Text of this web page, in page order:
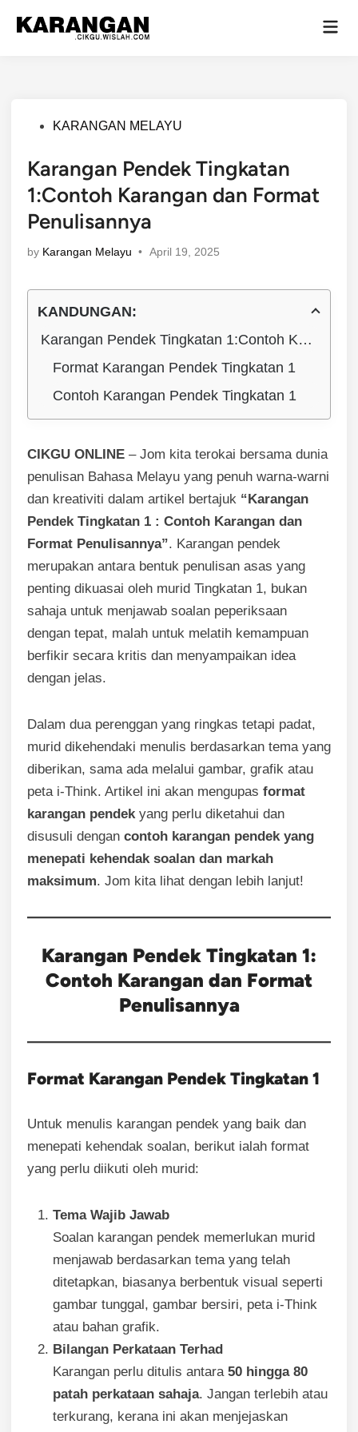
Main
PostedKARANGAN MELAYU
Karangan Pendek Tingkatan
1:Contoh Karangan dan Format
Penulisannya
by Karangan Melayu • April 19, 2025
KANDUNGAN:
Karangan Pendek Tingkatan 1:Contoh Karangan dan Format Penulisannya
Format Karangan Pendek Tingkatan 1
Contoh Karangan Pendek Tingkatan 1
CIKGU ONLINE – Jom kita terokai bersama dunia
penulisan Bahasa Melayu yang penuh warna-warni
dan kreativiti dalam artikel bertajuk “Karangan
Pendek Tingkatan 1 : Contoh Karangan dan
Format Penulisannya”. Karangan pendek
merupakan antara bentuk penulisan asas yang
penting dikuasai oleh murid Tingkatan 1, bukan
sahaja untuk menjawab soalan peperiksaan
dengan tepat, malah untuk melatih kemampuan
berfikir secara kritis dan menyampaikan idea
dengan jelas.
Dalam dua perenggan yang ringkas tetapi padat,
murid dikehendaki menulis berdasarkan tema yang
diberikan, sama ada melalui gambar, grafik atau
peta i-Think. Artikel ini akan mengupas format
karangan pendekyang perlu diketahui dan
disusuli dengan contoh karangan pendek yang
menepati kehendak soalan dan markah
maksimum. Jom kita lihat dengan lebih lanjut!
Karangan Pendek Tingkatan 1:
Contoh Karangan dan Format
Penulisannya
Format Karangan Pendek Tingkatan 1
Untuk menulis karangan pendek yang baik dan
menepati kehendak soalan, berikut ialah format
yang perlu diikuti oleh murid:
Tema Wajib Jawab
Soalan karangan pendek memerlukan murid
menjawab berdasarkan tema yang telah
ditetapkan, biasanya berbentuk visual seperti
gambar tunggal, gambar bersiri, peta i-Think
atau bahan grafik.
Bilangan Perkataan Terhad
Karangan perlu ditulis antara 50 hingga 80
patah perkataan sahaja. Jangan terlebih atau
terkurang, kerana ini akan menjejaskan